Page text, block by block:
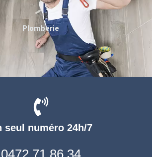
seul numéro 24h/7
Plomberie